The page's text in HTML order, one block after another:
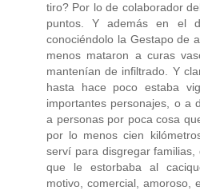
tiro? Por lo de colaborador
puntos. Y además en el
conociéndolo la Gestapo de
menos mataron a curas
mantenían de infiltrado. Y
hasta hace poco estaba
importantes personajes, o a
a personas por poca cosa
por lo menos cien
serví para disgregar familias,
que le estorbaba al
motivo, comercial, amoroso,